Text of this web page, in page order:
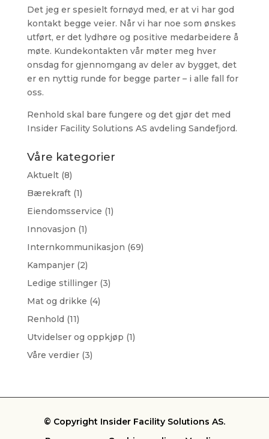
Det jeg er spesielt fornøyd med, er at vi har god
kontakt begge veier. Når vi har noe som ønskes
utført, er det lydhøre og positive medarbeidere å
møte. Kundekontakten vår møter meg hver
onsdag for gjennomgang av deler av bygget, det
er en nyttig runde for begge parter – i alle fall for
oss.
Renhold skal bare fungere og det gjør det med
Insider Facility Solutions AS avdeling Sandefjord.
Våre kategorier
Aktuelt(8)
Bærekraft(1)
Eiendomsservice (1)
Innovasjon (1)
Internkommunikasjon (69)
Kampanjer(2)
Ledige stillinger(3)
Mat og drikke (4)
Renhold (11)
Utvidelser og oppkjøp (1)
Våre verdier(3)
© Copyright Insider Facility Solutions AS.